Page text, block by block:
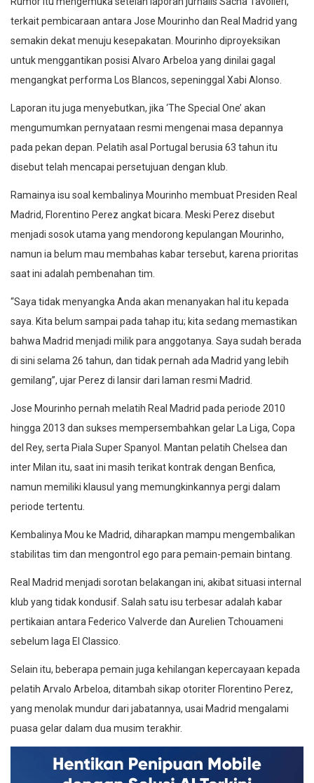
terkait pembicaraan antara Jose Mourinho dan Real Madrid yang
semakin dekat menuju kesepakatan. Mourinho diproyeksikan
untuk menggantikan posisi Alvaro Arbeloa yang dinilai gagal
mengangkat performa Los Blancos, sepeninggal Xabi Alonso.
Laporan itu juga menyebutkan, jika ‘The Special One’ akan
mengumumkan pernyataan resmi mengenai masa depannya
pada pekan depan. Pelatih asal Portugal berusia 63 tahun itu
disebut telah mencapai persetujuan dengan klub.
Ramainya isu soal kembalinya Mourinho membuat Presiden Real
Madrid, Florentino Perez angkat bicara. Meski Perez disebut
menjadi sosok utama yang mendorong kepulangan Mourinho,
namun ia belum mau membahas kabar tersebut, karena prioritas
saat ini adalah pembenahan tim.
“Saya tidak menyangka Anda akan menanyakan hal itu kepada
saya. Kita belum sampai pada tahap itu; kita sedang memastikan
bahwa Madrid menjadi milik para anggotanya. Saya sudah berada
di sini selama 26 tahun, dan tidak pernah ada Madrid yang lebih
gemilang”, ujar Perez di lansir dari laman resmi Madrid.
Jose Mourinho pernah melatih Real Madrid pada periode 2010
hingga 2013 dan sukses mempersembahkan gelar La Liga, Copa
del Rey, serta Piala Super Spanyol. Mantan pelatih Chelsea dan
inter Milan itu, saat ini masih terikat kontrak dengan Benfica,
namun memiliki klausul yang memungkinkannya pergi dalam
periode tertentu.
Kembalinya Mou ke Madrid, diharapkan mampu mengembalikan
stabilitas tim dan mengontrol ego para pemain-pemain bintang.
Real Madrid menjadi sorotan belakangan ini, akibat situasi internal
klub yang tidak kondusif. Salah satu isu terbesar adalah kabar
pertikaian antara Federico Valverde dan Aurelien Tchouameni
sebelum laga El Classico.
Selain itu, beberapa pemain juga kehilangan kepercayaan kepada
pelatih Arvalo Arbeloa, ditambah sikap otoriter Florentino Perez,
yang menolak mundur dari jabatannya, usai Madrid mengalami
puasa gelar dalam dua musim terakhir.